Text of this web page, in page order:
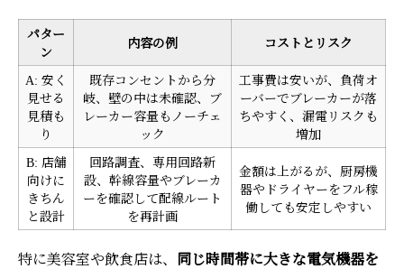
パター
ン
内容の例 コストとリスク
A: 安く
見せる
見積も
り
既存コンセントから分
岐、壁の中は未確認、ブ
レーカー容量もノーチェ
ック
工事費は安いが、負荷オ
ーバーでブレーカーが落
ちやすく、漏電リスクも
増加
B: 店舗
向けに
きちん
と設計
回路調査、専用回路新
設、幹線容量やブレーカ
ーを確認して配線ルート
を再計画
金額は上がるが、厨房機
器やドライヤーをフル稼
働しても安定しやすい
特に美容室や飲食店は、
同じ時間帯に大きな電気機器を